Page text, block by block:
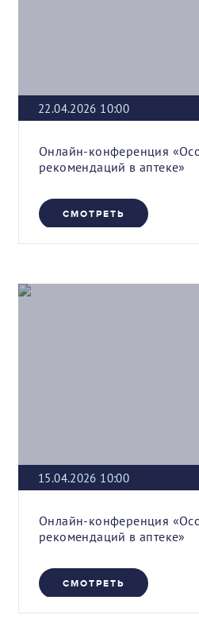
22.04.2026 10:00
Онлайн-конференция
рекомендаций в аптеке»
СМОТРЕТЬ
15.04.2026 10:00
Онлайн-конференция
рекомендаций в аптеке»
СМОТРЕТЬ